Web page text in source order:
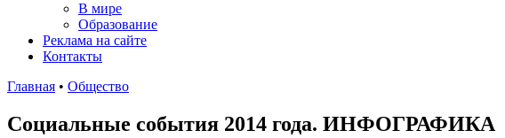
В мире
Образование
Реклама на сайте
Контакты
Главная • Общество
Социальные события 2014 года. ИНФОГРАФИКА